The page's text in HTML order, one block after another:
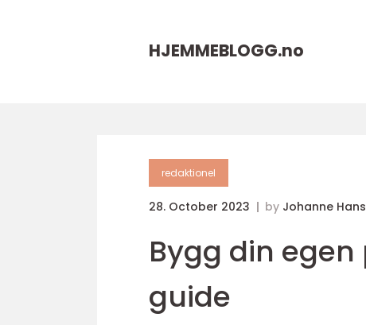
HJEMMEBLOGG.no
redaktionel
28. October 2023 by Johanne
Bygg din
guide